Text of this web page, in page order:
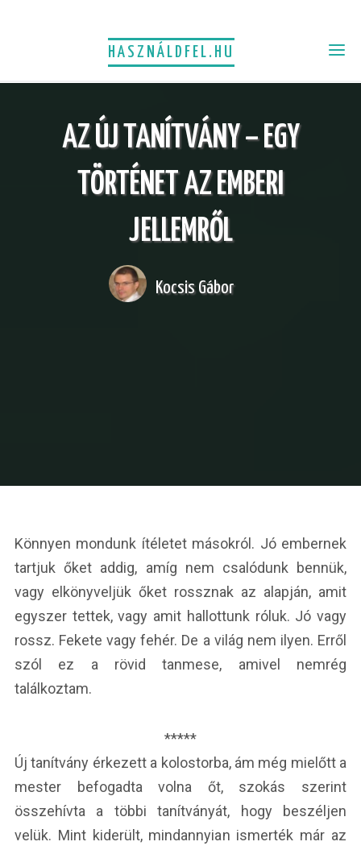
HASZNÁLDFEL.HU
AZ ÚJ TANÍTVÁNY – EGY
TÖRTÉNET AZ EMBERI
JELLEMRŐL
Kocsis Gábor
Könnyen mondunk ítéletet másokról. Jó embernek
tartjuk őket addig, amíg nem csalódunk bennük,
vagy elkönyveljük őket rossznak az alapján, amit
egyszer tettek, vagy amit hallottunk róluk. Jó vagy
rossz. Fekete vagy fehér. De a világ nem ilyen. Erről
szól ez a rövid tanmese, amivel nemrég
találkoztam.
*****
Új tanítvány érkezett a kolostorba, ám még mielőtt a
mester befogadta volna őt, szokás szerint
összehívta a többi tanítványát, hogy beszéljen
velük. Mint kiderült, mindannyian ismerték már az